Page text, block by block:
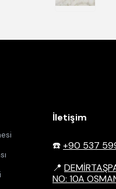
İletişim
☎️+90 537
📍
NO: 10A